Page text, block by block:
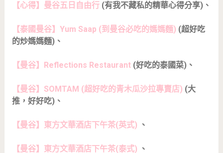
【心得】曼谷五日自由行(有我不藏私的精華心得分享)、
【泰國曼谷】Yum Saap (到曼谷必吃的媽媽麵) (超好吃
的炒媽媽麵)、
【曼谷】Reflections Restaurant(好吃的泰國菜)、
【曼谷】SOMTAM (超好吃的青木瓜沙拉專賣店) (大
推，好好吃)、
【曼谷】東方文華酒店下午茶(英式) 、
【曼谷】東方文華酒店下午茶(泰式) 、